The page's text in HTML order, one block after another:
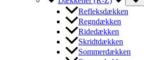
Refleksdækken
Regndækken
Ridedækken
Skridtdækken
Sommerdækken